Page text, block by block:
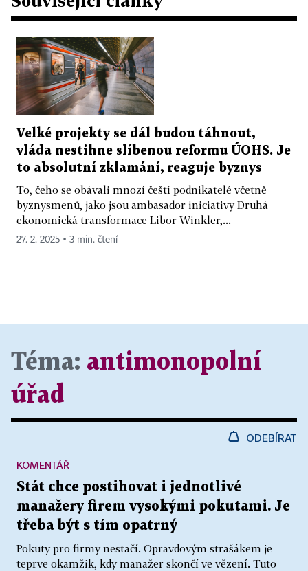
Velké projekty se dál budou táhnout,
vláda nestihne slíbenou reformu ÚOHS. Je
to absolutní zklamání, reaguje byznys
To, čeho se obávali mnozí čeští podnikatelé včetně
byznysmenů, jako jsou ambasador iniciativy Druhá
ekonomická transformace Libor Winkler,...
27. 2. 2025 ▪ 3 min. čtení
Téma: antimonopolní
úřad
ODEBÍRAT
Stát chce postihovat i jednotlivé
manažery firem vysokými pokutami. Je
třeba být s tím opatrný
Pokuty pro firmy nestačí. Opravdovým strašákem je
teprve okamžik, kdy manažer skončí ve vězení. Tuto
KOMENTÁŘ